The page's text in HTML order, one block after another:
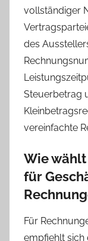
vollständiger
des
Steuerbetrag
vereinfachte
Wie
für
Für
empfiehlt sich